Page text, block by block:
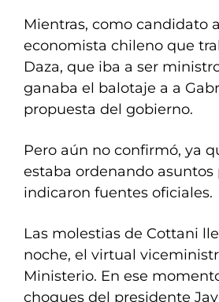
Mientras, como candidato
economista chileno que
Daza, que iba a ser
ganaba el balotaje a a
propuesta del gobierno.
Pero aún no confirmó, ya
estaba ordenando
indicaron fuentes oficiales.
Las molestias de Cottani
noche, el virtual
Ministerio. En ese
choques del presidente